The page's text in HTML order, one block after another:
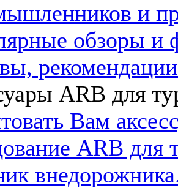
и
обзоры и
ARB для
Вам
ARB для